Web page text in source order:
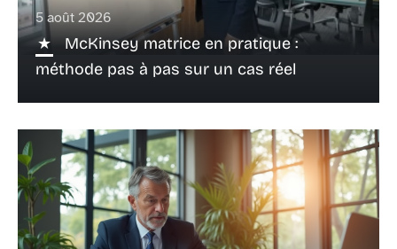
5 août 2026
McKinsey matrice en pratique :
méthode pas à pas sur un cas réel